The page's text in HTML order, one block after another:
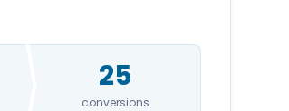
25
conversions